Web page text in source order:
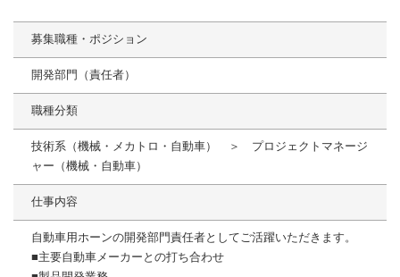
募集職種・ポジション
開発部門（責任者）
職種分類
技術系（機械・メカトロ・自動車） ＞ プロジェクトマネージ
ャー（機械・自動車）
仕事内容
自動車用ホーンの開発部門責任者としてご活躍いただきます。
■主要自動車メーカーとの打ち合わせ